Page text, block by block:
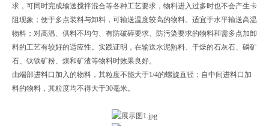
求，可同时完成输送搅拌混合等各种工艺要求，物料进入过多时也不会产生卡
阻现象；便于多点装料与卸料，可输送温度较高的物料。适宜于水平输送高温
物料；对高温、供料不均匀、有防破碎要求、防污染要求的物料和需多点加卸
料的工艺有较好的适应性。实践证明，在输送水泥熟料、干燥的石灰石、磷矿
石、钛铁矿粉、煤和矿渣等物料时效果良好。
由端部进料口加入的物料，其粒度不能大于1/4的螺旋直径；自中间进料口加
料的物料，其粒度均不得大于30毫米。